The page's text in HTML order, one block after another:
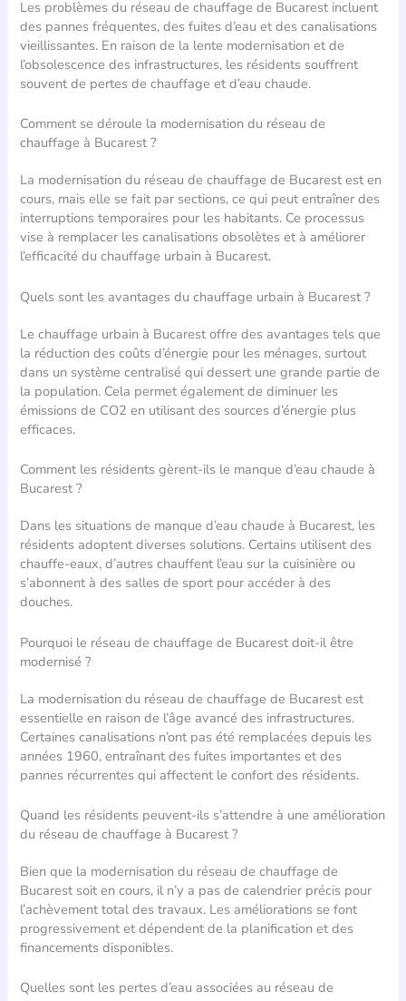
Les problèmes du réseau de chauffage de Bucarest incluent
des pannes fréquentes, des fuites d’eau et des canalisations
vieillissantes. En raison de la lente modernisation et de
l’obsolescence des infrastructures, les résidents souffrent
souvent de pertes de chauffage et d’eau chaude.
Comment se déroule la modernisation du réseau de
chauffage à Bucarest ?
La modernisation du réseau de chauffage de Bucarest est en
cours, mais elle se fait par sections, ce qui peut entraîner des
interruptions temporaires pour les habitants. Ce processus
vise à remplacer les canalisations obsolètes et à améliorer
l’efficacité du chauffage urbain à Bucarest.
Quels sont les avantages du chauffage urbain à Bucarest ?
Le chauffage urbain à Bucarest offre des avantages tels que
la réduction des coûts d’énergie pour les ménages, surtout
dans un système centralisé qui dessert une grande partie de
la population. Cela permet également de diminuer les
émissions de CO2 en utilisant des sources d’énergie plus
efficaces.
Comment les résidents gèrent-ils le manque d’eau chaude à
Bucarest ?
Dans les situations de manque d’eau chaude à Bucarest, les
résidents adoptent diverses solutions. Certains utilisent des
chauffe-eaux, d’autres chauffent l’eau sur la cuisinière ou
s’abonnent à des salles de sport pour accéder à des
douches.
Pourquoi le réseau de chauffage de Bucarest doit-il être
modernisé ?
La modernisation du réseau de chauffage de Bucarest est
essentielle en raison de l’âge avancé des infrastructures.
Certaines canalisations n’ont pas été remplacées depuis les
années 1960, entraînant des fuites importantes et des
pannes récurrentes qui affectent le confort des résidents.
Quand les résidents peuvent-ils s’attendre à une amélioration
du réseau de chauffage à Bucarest ?
Bien que la modernisation du réseau de chauffage de
Bucarest soit en cours, il n’y a pas de calendrier précis pour
l’achèvement total des travaux. Les améliorations se font
progressivement et dépendent de la planification et des
financements disponibles.
Quelles sont les pertes d’eau associées au réseau de